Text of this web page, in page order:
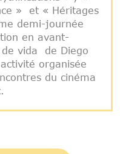
» et « Héritages
demi-journée
en avant-
vida de Diego
organisée
du cinéma